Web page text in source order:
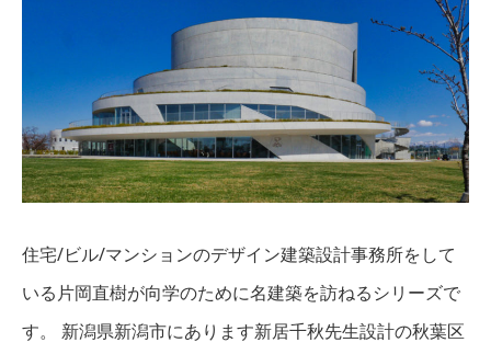
住宅/ビル/マンションのデザイン建築設計事務所をして
いる片岡直樹が向学のために名建築を訪ねるシリーズで
す。 新潟県新潟市にあります新居千秋先生設計の秋葉区